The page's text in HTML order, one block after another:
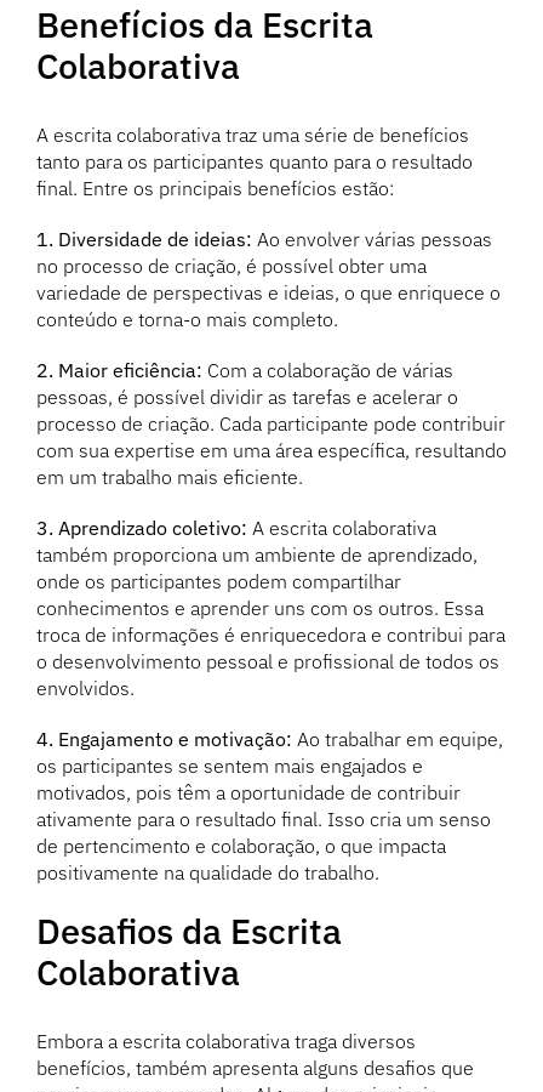
Benefícios da Escrita
Colaborativa
A escrita colaborativa traz uma série de benefícios
tanto para os participantes quanto para o resultado
final. Entre os principais benefícios estão:
1. Diversidade de ideias: Ao envolver várias pessoas
no processo de criação, é possível obter uma
variedade de perspectivas e ideias, o que enriquece o
conteúdo e torna-o mais completo.
2. Maior eficiência: Com a colaboração de várias
pessoas, é possível dividir as tarefas e acelerar o
processo de criação. Cada participante pode contribuir
com sua expertise em uma área específica, resultando
em um trabalho mais eficiente.
3. Aprendizado coletivo: A escrita colaborativa
também proporciona um ambiente de aprendizado,
onde os participantes podem compartilhar
conhecimentos e aprender uns com os outros. Essa
troca de informações é enriquecedora e contribui para
o desenvolvimento pessoal e profissional de todos os
envolvidos.
4. Engajamento e motivação: Ao trabalhar em equipe,
os participantes se sentem mais engajados e
motivados, pois têm a oportunidade de contribuir
ativamente para o resultado final. Isso cria um senso
de pertencimento e colaboração, o que impacta
positivamente na qualidade do trabalho.
Desafios da Escrita
Colaborativa
Embora a escrita colaborativa traga diversos
benefícios, também apresenta alguns desafios que